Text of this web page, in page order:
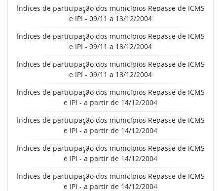
Índices de participação dos municípios Repasse de ICMS
e IPI - 09/11 a 13/12/2004
Índices de participação dos municípios Repasse de ICMS
e IPI - 09/11 a 13/12/2004
Índices de participação dos municípios Repasse de ICMS
e IPI - 09/11 a 13/12/2004
Índices de participação dos municípios Repasse de ICMS
e IPI - a partir de 14/12/2004
Índices de participação dos municípios Repasse de ICMS
e IPI - a partir de 14/12/2004
Índices de participação dos municípios Repasse de ICMS
e IPI - a partir de 14/12/2004
Índices de participação dos municípios Repasse de ICMS
e IPI - a partir de 14/12/2004